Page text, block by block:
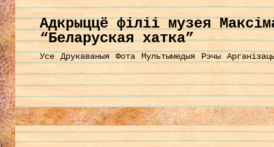
Aдкрыццё філіі музея
“Беларуская хатка”
Усе Друкаваныя Фота Мультымедыя Рэчы